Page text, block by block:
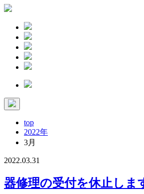
top
2022年
3月
2022
年
2022.03.31
器修理の受付を休止しま